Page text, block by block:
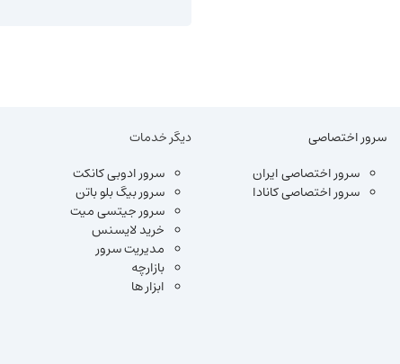
سرور اختصاصی
سرور اختصاصی ایران
سرور اختصاصی کانادا
دیگر خدمات
سرور ادوبی کانکت
سرور بیگ بلو باتن
سرور جیتسی میت
خرید لایسنس
مدیریت سرور
بازارچه
ابزار ها